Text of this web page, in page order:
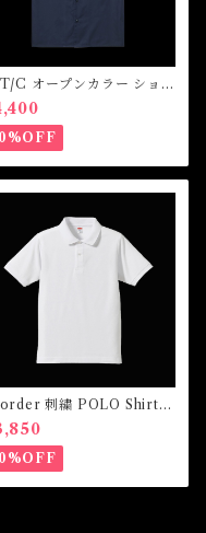
T/C オープンカラー ショー
リーブ シャツ 】
order 刺繍 POLO Shirt